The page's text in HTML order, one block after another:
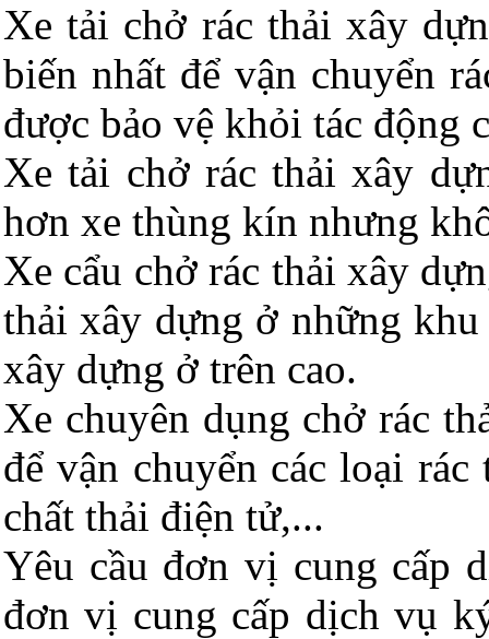
Xe tải chở rác thải xây
biến nhất để vận chuyển
được bảo vệ khỏi tác động
Xe tải chở rác thải xây
hơn xe thùng kín nhưng
Xe cẩu chở rác thải xây
thải xây dựng ở những
xây dựng ở trên cao.
Xe chuyên dụng chở rác
để vận chuyển các loại
chất thải điện tử,...
Yêu cầu đơn vị cung cấp
đơn vị cung cấp dịch vụ